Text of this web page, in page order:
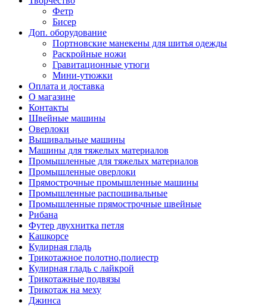
Фетр
Бисер
Доп. оборудование
Портновские манекены для шитья одежды
Раскройные ножи
Гравитационные утюги
Мини-утюжки
Оплата и доставка
О магазине
Контакты
Швейные машины
Оверлоки
Вышивальные машины
Машины для тяжелых материалов
Промышленные для тяжелых материалов
Промышленные оверлоки
Прямострочные промышленные машины
Промышленные распошивальные
Промышленные прямострочные швейные
Рибана
Футер двухнитка петля
Кашкорсе
Кулирная гладь
Трикотажное полотно,полиестр
Кулирная гладь с лайкрой
Трикотажные подвязы
Трикотаж на меху
Джинса